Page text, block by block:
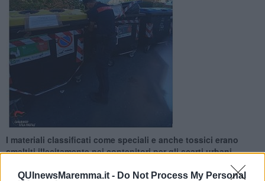
QUInewsMaremma.it - Do Not Process My Personal
I materiali classificati come speciali e anche tossici erano
smaltiti illecitamente nei contenitori per gli scarti urbani.